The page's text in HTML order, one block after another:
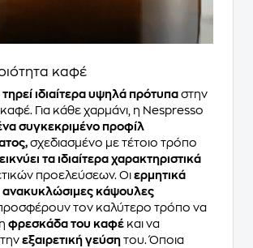
καφέ
ιδιαίτερα υψηλά πρότυπα στην
Για κάθε χαρμάνι, η Nespresso
συγκεκριμένο προφίλ
σχεδιασμένο με τέτοιο τρόπο
τα ιδιαίτερα χαρακτηριστικά
προελεύσεων. Οι ερμητικά
ανακυκλώσιμες κάψουλες
τον καλύτερο τρόπο να
φρεσκάδα του καφέ και να
εξαιρετική γεύση του. Όποια